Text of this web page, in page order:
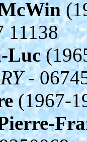
11138
Luc
-
(1967-